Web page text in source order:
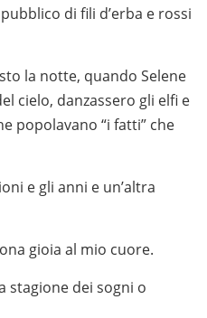
di fili d’erba e rossi
la notte, quando Selene
cielo, danzassero gli elfi e
popolavano “i fatti” che
e gli anni e un’altra
gioia al mio cuore.
stagione dei sogni o